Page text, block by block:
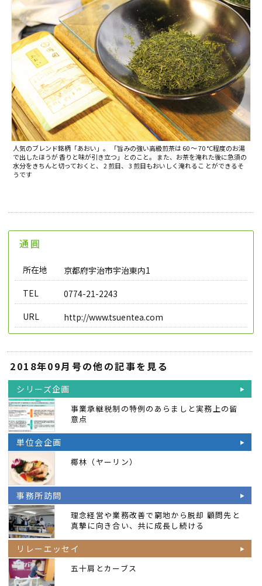
人気のブレンド銘柄「あおい」。 「旨みの強い高級煎茶は 60 ～ 70 °C程度のお湯
で出したほうが 香りと味が引き立つ」とのこと。 また、お茶を淹れた後に急須の
水分をきちんと切っておくと、 2 煎目、 3 煎目もおいしく淹れるこ とができるそ
うです
通圓
所在地
京都府宇治市宇治東内1
TEL
0774-21-2243
URL
http://www.tsuentea.com
2018年09月号の他の記事を見る
シリーズ企画
事業承継税制の特例のあらましと実務上の留
意点
単位会企画
椰林（ヤーリン）
事務所訪問
理念経営や業務改善で窮地から脱却 顧問先と
真摯に向き合い、共に成長し続ける
リレーエッセイ
五十肩とカーブス